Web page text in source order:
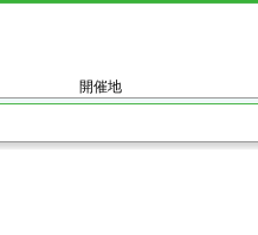
開催地